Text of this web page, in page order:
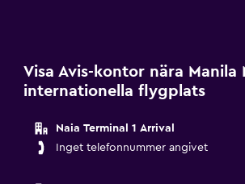
Visa Avis-kontor nära Manila
internationella flygplats
Naia Terminal 1 Arrival
Inget telefonnummer angivet